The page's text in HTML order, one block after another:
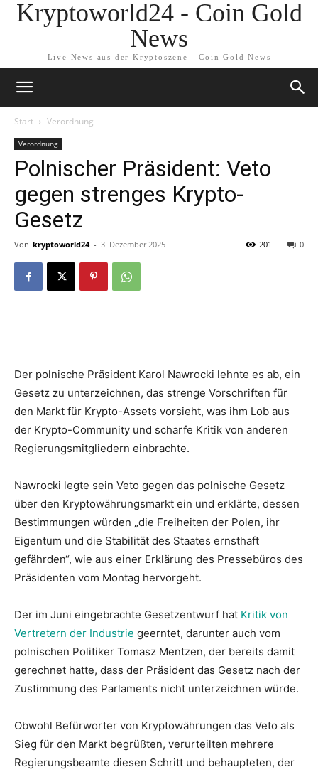
Kryptoworld24 - Coin Gold
News
Live News aus der Kryptoszene - Coin Gold News
Start Verordnung
Verordnung
Polnischer Präsident: Veto
gegen strenges Krypto-
Gesetz
Von kryptoworld24 - 3. Dezember 2025 0
201
Der polnische Präsident Karol Nawrocki lehnte es ab, ein
Gesetz zu unterzeichnen, das strenge Vorschriften für
den Markt für Krypto-Assets vorsieht, was ihm Lob aus
der Krypto-Community und scharfe Kritik von anderen
Regierungsmitgliedern einbrachte.
Nawrocki legte sein Veto gegen das polnische Gesetz
über den Kryptowährungsmarkt ein und erklärte, dessen
Bestimmungen würden „die Freiheiten der Polen, ihr
Eigentum und die Stabilität des Staates ernsthaft
gefährden“, wie aus einer Erklärung des Pressebüros des
Präsidenten vom Montag hervorgeht.
Der im Juni eingebrachte Gesetzentwurf hat Kritik von
Vertretern der Industrie geerntet, darunter auch vom
polnischen Politiker Tomasz Mentzen, der bereits damit
gerechnet hatte, dass der Präsident das Gesetz nach der
Zustimmung des Parlaments nicht unterzeichnen würde.
Obwohl Befürworter von Kryptowährungen das Veto als
Sieg für den Markt begrüßten, verurteilten mehrere
Regierungsbeamte diesen Schritt und behaupteten, der